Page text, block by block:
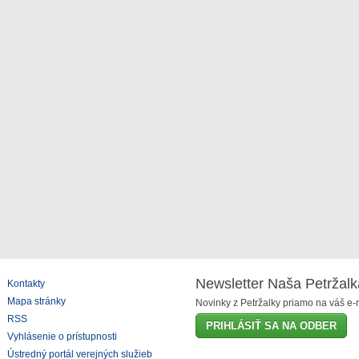
Kontakty
Mapa stránky
RSS
Vyhlásenie o prístupnosti
Ústredný portál verejných služieb
Newsletter Naša
Novinky z Petržalky priamo na váš e-
PRIHLÁSIŤ SA NA ODBER